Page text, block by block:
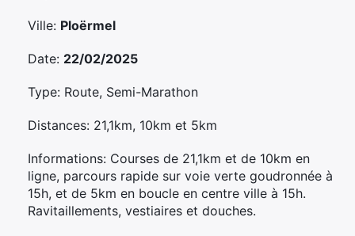
Ville: Ploërmel
Date: 22/02/2025
Type: Route, Semi-Marathon
Distances: 21,1km, 10km et 5km
Informations: Courses de 21,1km et de 10km en
ligne, parcours rapide sur voie verte goudronnée à
15h, et de 5km en boucle en centre ville à 15h.
Ravitaillements, vestiaires et douches.